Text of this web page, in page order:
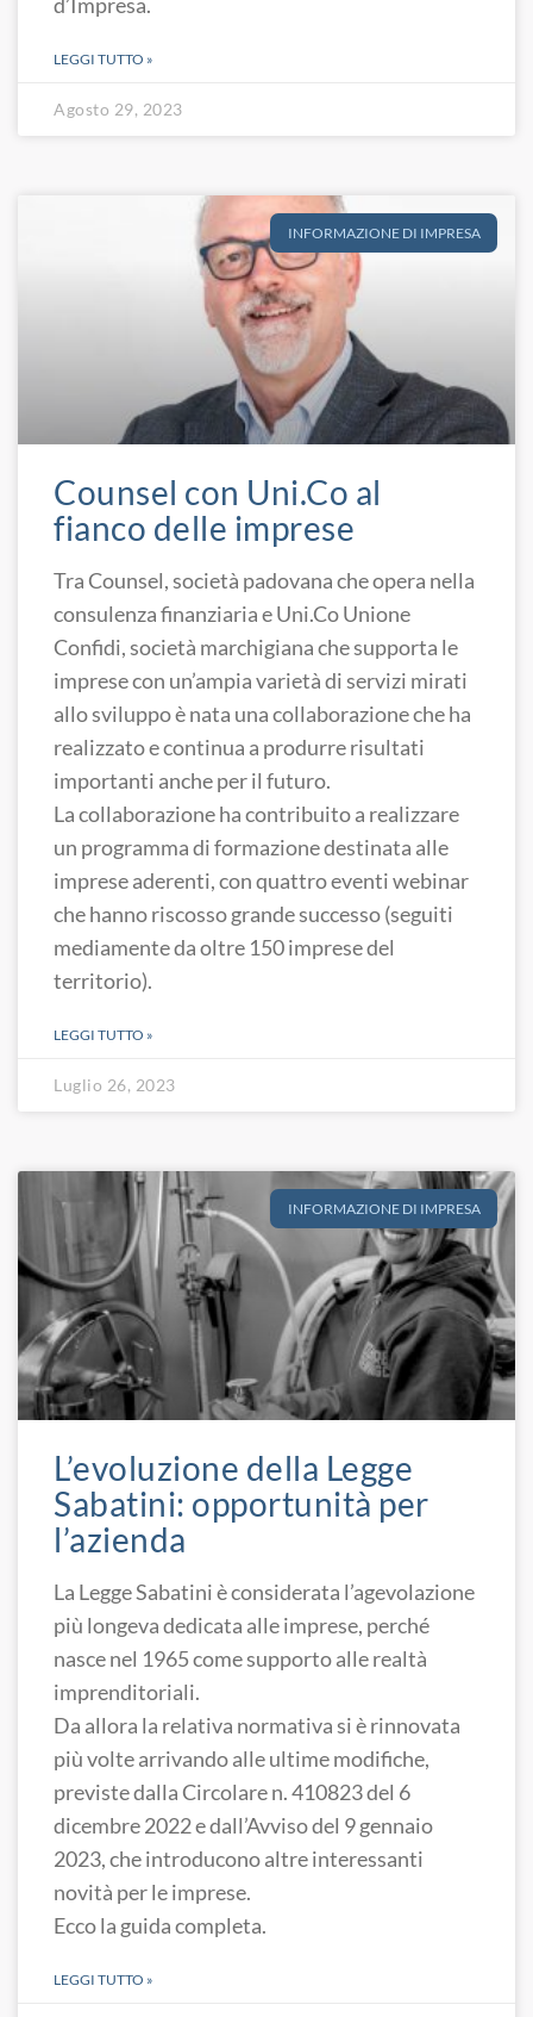
LEGGI TUTTO »
Agosto 29, 2023
INFORMAZIONE DI IMPRESA
Counsel con Uni.Co al
fianco delle imprese
Tra Counsel, società padovana che opera nella
consulenza finanziaria e Uni.Co Unione
Confidi, società marchigiana che supporta le
imprese con un’ampia varietà di servizi mirati
allo sviluppo è nata una collaborazione che ha
realizzato e continua a produrre risultati
importanti anche per il futuro.
La collaborazione ha contribuito a realizzare
un programma di formazione destinata alle
imprese aderenti, con quattro eventi webinar
che hanno riscosso grande successo (seguiti
mediamente da oltre 150 imprese del
territorio).
LEGGI TUTTO »
Luglio 26, 2023
INFORMAZIONE DI IMPRESA
L’evoluzione della Legge
Sabatini: opportunità per
l’azienda
La Legge Sabatini è considerata l’agevolazione
più longeva dedicata alle imprese, perché
nasce nel 1965 come supporto alle realtà
imprenditoriali.
Da allora la relativa normativa si è rinnovata
più volte arrivando alle ultime modifiche,
previste dalla Circolare n. 410823 del 6
dicembre 2022 e dall’Avviso del 9 gennaio
2023, che introducono altre interessanti
novità per le imprese.
Ecco la guida completa.
LEGGI TUTTO »